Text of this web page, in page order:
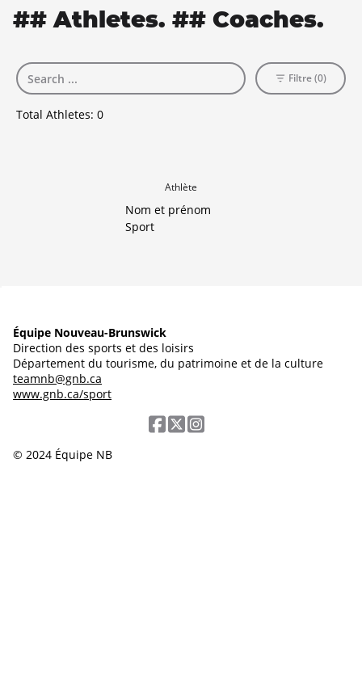
## Athletes. ## Coaches.
Total Athletes: 0
Filtre (0)
Athlète
Nom et prénom
Sport
Équipe Nouveau-Brunswick
Direction des sports et des loisirs
Département du tourisme, du patrimoine et de la culture
teamnb@gnb.ca
www.gnb.ca/sport
© 2024 Équipe NB